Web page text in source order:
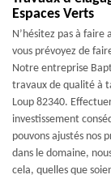
Espaces Verts
N’hésitez pas à faire
vous prévoyez de
Notre entreprise
travaux de qualité à
Loup 82340.
investissement
pouvons ajustés nos
dans le domaine,
cela, quelles que